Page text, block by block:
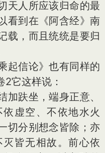
天人所应该归命的最
看到在《阿含经》南
载，而且统统是要归
信论》也有同样的
它这样说：
趺坐，端身正意、
虚空、不依地水火
切分别想念皆除；亦
皆无相故。前心依